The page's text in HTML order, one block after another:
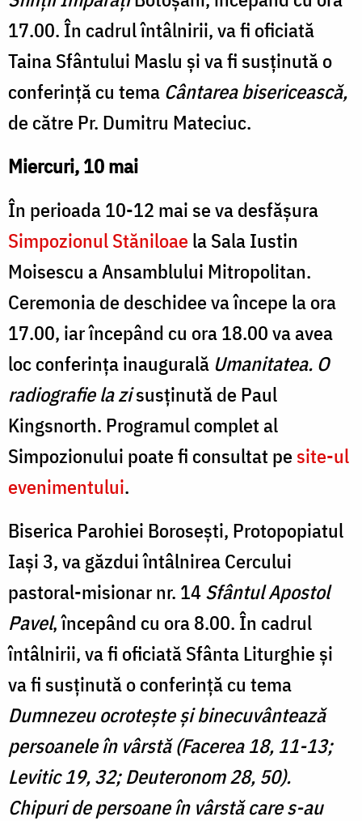
17.00. În cadrul întâlnirii, va fi oficiată
Taina Sfântului Maslu și va fi susținută o
conferință cu tema Cântarea bisericească,
de către Pr. Dumitru Mateciuc.
Miercuri, 10 mai
În perioada 10-12 mai se va desfășura
Simpozionul Stăniloaela Sala Iustin
Moisescu a Ansamblului Mitropolitan.
Ceremonia de deschidee va începe la ora
17.00, iar începând cu ora 18.00 va avea
loc conferința inaugurală Umanitatea. O
radiografie la zisusținută de Paul
Kingsnorth. Programul complet al
Simpozionului poate fi consultat pesite-ul
evenimentului.
Biserica Parohiei Borosești, Protopopiatul
Iași 3, va găzdui întâlnirea Cercului
pastoral-misionar nr. 14Sfântul Apostol
Pavel, începând cu ora 8.00. În cadrul
întâlnirii, va fi oficiată Sfânta Liturghie și
va fi susținută o conferință cu tema
Dumnezeu ocrotește și binecuvântează
persoanele în vârstă (Facerea 18, 11-13;
Levitic 19, 32; Deuteronom 28, 50).
Chipuri de persoane în vârstă care s-au